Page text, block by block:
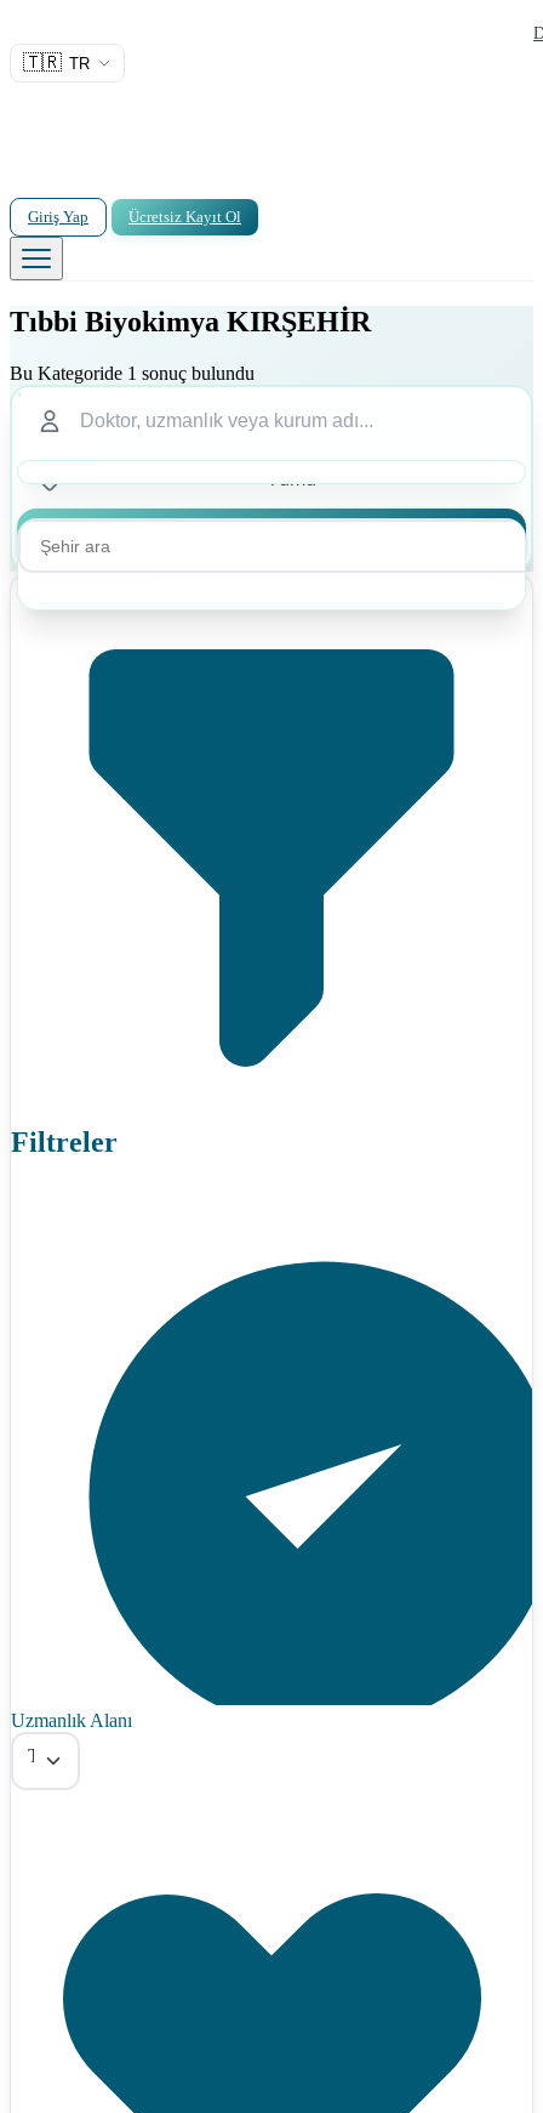
🇹🇷 TR
Giriş Yap Ücretsiz Kayıt Ol
Tıbbi Biyokimya KIRŞEHİR
Bu Kategoride 1 sonuç bulundu
Filtreler
Uzmanlık Alanı
Tümü